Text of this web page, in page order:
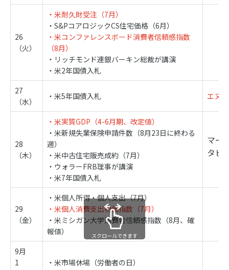
26
（火）
・米耐久財受注（7月）
・S&PコアロジックCS住宅価格（6月）
・米コンファレンスボード消費者信頼感指数
（8月）
・リッチモンド連銀バーキン総裁が講演
・米2年国債入札
27
（水）
・米5年国債入札 エヌ
28
（木）
・米実質GDP（4-6月期、改定値）
・米新規失業保険申請件数（8月23日に終わる
週）
・米中古住宅販売成約（7月）
・ウォラーFRB理事が講演
・米7年国債入札
マー
タビ
29
（金）
・米個人所得・個人支出（7月）
・米個人消費支出物価指数（7月）
・米ミシガン大学消費者信頼感指数（8月、確
報値）
9月
1
・米市場休場（労働者の日）
スクロールできます